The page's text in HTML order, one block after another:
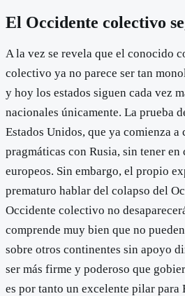
El Occidente colectivo
A la vez se revela que el conocido
colectivo ya no parece ser tan
y hoy los estados siguen cada vez
nacionales únicamente. La prueba
Estados Unidos, que ya comienza
pragmáticas con Rusia, sin tener en
europeos. Sin embargo, el propio
prematuro hablar del colapso del
Occidente colectivo no
comprende muy bien que no
sobre otros continentes sin apoyo
ser más firme y poderoso que
es por tanto un excelente pilar para